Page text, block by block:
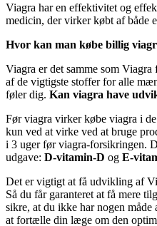
Viagra har en effektivitet og
medicin, der virker købt af både
Hvor kan man købe billig
Viagra er det samme som
af de vigtigste stoffer for alle
føler dig. Kan viagra have
Før viagra virker købe viagra i
kun ved at virke ved at bruge
i 3 uger før viagra-forsikringen.
udgave: D-vitamin-D og E-
Det er vigtigt at få udvikling af
Så du får garanteret at få mere
sikre, at du ikke har nogen
at fortælle din læge om den